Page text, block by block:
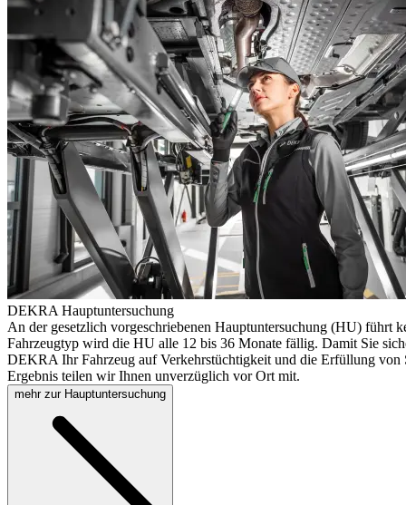
DEKRA Hauptuntersuchung
An der gesetzlich vorgeschriebenen Hauptuntersuchung (HU) führt
Fahrzeugtyp wird die HU alle 12 bis 36 Monate fällig. Damit Sie
DEKRA Ihr Fahrzeug auf Verkehrstüchtigkeit und die Erfüllung von
Ergebnis teilen wir Ihnen unverzüglich vor Ort mit.
mehr zur Hauptuntersuchung